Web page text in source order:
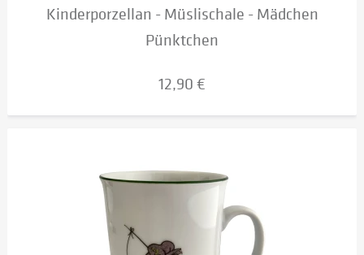
Kinderporzellan - Müslischale - Mädchen
Pünktchen
12,90 €